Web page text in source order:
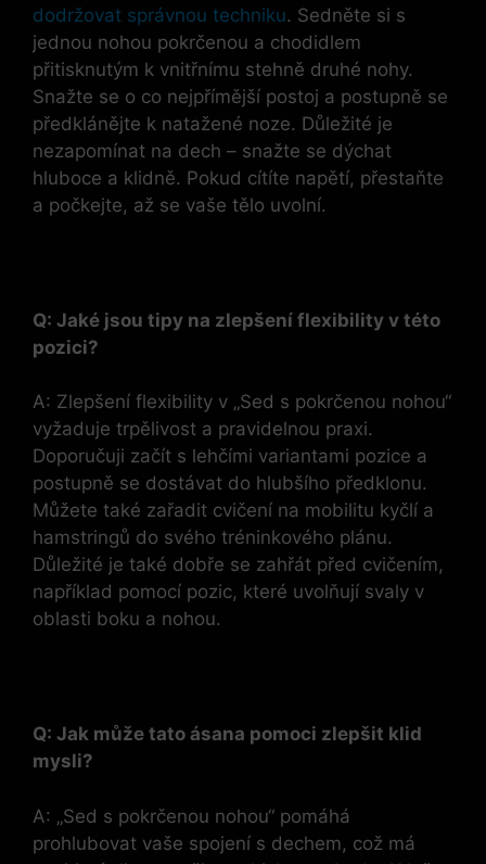
dodržovat správnou techniku. Sedněte si s
jednou nohou pokrčenou a chodidlem
přitisknutým k vnitřnímu stehně druhé nohy.
Snažte se o co nejpřímější postoj a postupně se
předklánějte k natažené noze. Důležité je
nezapomínat na dech – snažte se dýchat
hluboce a klidně. Pokud cítíte napětí, přestaňte
a počkejte, až se vaše tělo uvolní.
Q: Jaké jsou tipy na zlepšení flexibility v této
pozici?
A: Zlepšení flexibility v „Sed s pokrčenou nohou“
vyžaduje trpělivost a pravidelnou praxi.
Doporučuji začít s lehčími variantami pozice a
postupně se dostávat do hlubšího předklonu.
Můžete také zařadit cvičení na mobilitu kyčlí a
hamstringů do svého tréninkového plánu.
Důležité je také dobře se zahřát před cvičením,
například pomocí pozic, které uvolňují svaly v
oblasti boku a nohou.
Q: Jak může tato ásana pomoci zlepšit klid
mysli?
A: „Sed s pokrčenou nohou“ pomáhá
prohlubovat vaše spojení s dechem, což má